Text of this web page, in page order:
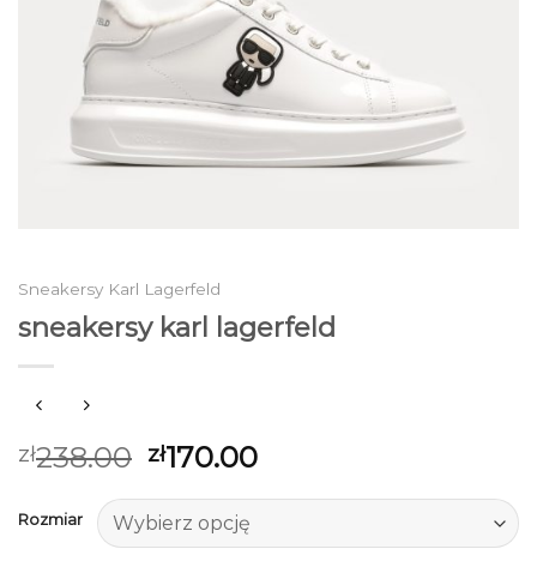
Sneakersy Karl Lagerfeld
sneakersy karl lagerfeld
zł238.00 zł170.00
Rozmiar